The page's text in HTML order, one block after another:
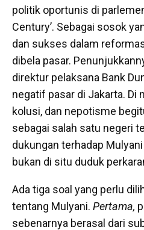
politik oportunis di
Century’. Sebagai sosok
dan sukses dalam
dibela pasar.
direktur pelaksana Bank
negatif pasar di Jakarta. Di
kolusi, dan nepotisme
sebagai salah satu negeri
dukungan terhadap
bukan di situ duduk
Ada tiga soal yang perlu
tentang Mulyani. Pertama,
sebenarnya berasal dari